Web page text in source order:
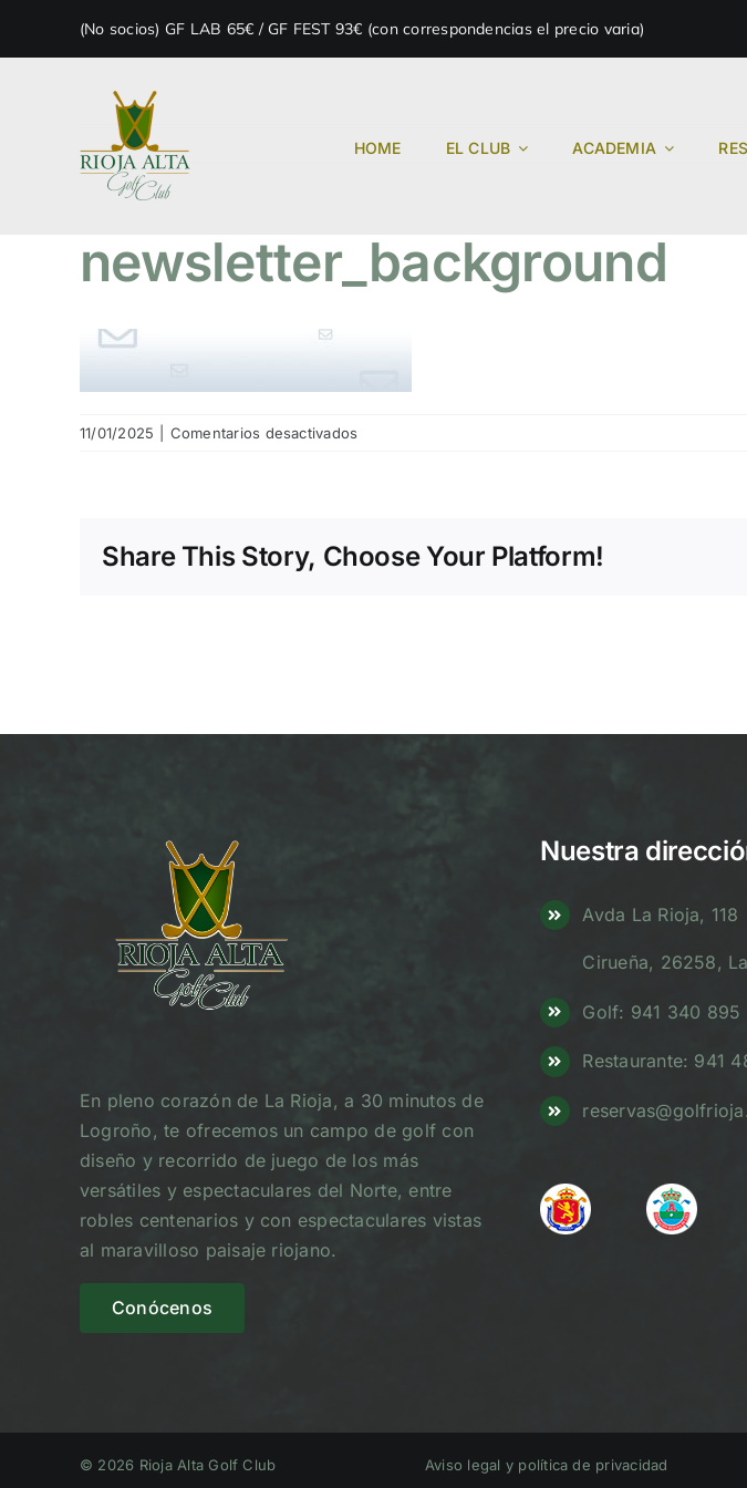
(No socios) GF LAB 65€ / GF FEST 93€ (con correspondencias el precio varia)
HOME EL CLUB ACADEMIA
newsletter_background
11/01/2025 Comentarios desactivados
Share This Story, Choose Your Platform!
En pleno corazón de La Rioja, a 30 minutos de
Logroño, te ofrecemos un campo de golf con
diseño y recorrido de juego de los más
versátiles y espectaculares del Norte, entre
robles centenarios y con espectaculares vistas
al maravilloso paisaje riojano.
Conócenos
Nuestra
Avda La Rioja, 118
Cirueña, 26258,
Golf: 941 340 895
Restaurante: 941
© 2026 Rioja Alta Golf Club Aviso legal y política de privacidad